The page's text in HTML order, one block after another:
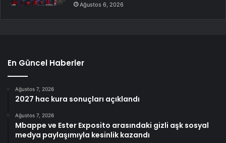
Ağustos 6, 2026
En Güncel Haberler
Ağustos 7, 2026
2027 hac kura sonuçları açıklandı
Ağustos 7, 2026
Mbappe ve Ester Exposito arasındaki gizli aşk sosyal
medya paylaşımıyla kesinlik kazandı